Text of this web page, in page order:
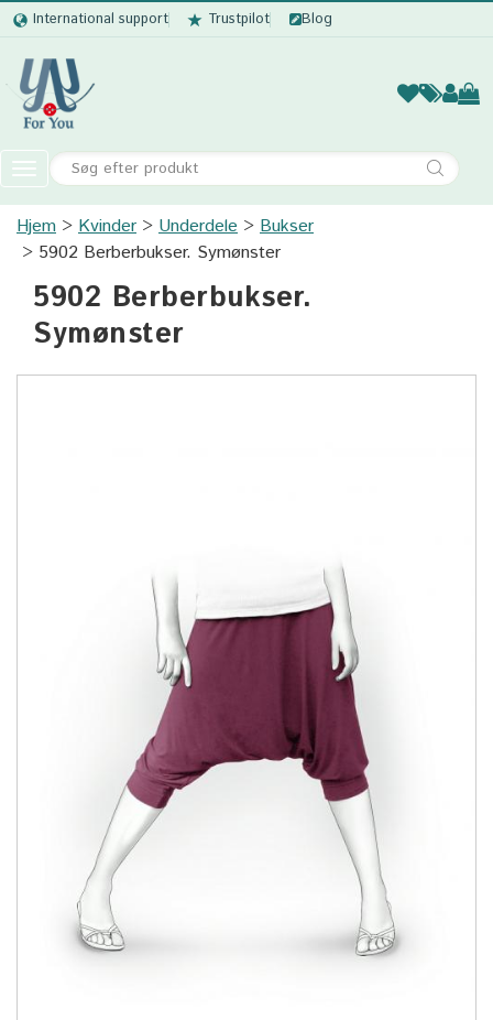
International support Trustpilot Blog
Kvinder
Toggle
navigation
Kvinder
Hjem Kvinder Underdele
Bukser
5902 Berberbukser. Symønster
5902 Berberbukser.
Symønster